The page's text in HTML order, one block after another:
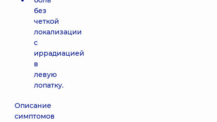
без
четкой
локализации
с
иррадиацией
в
левую
лопатку.
Описание
симптомов